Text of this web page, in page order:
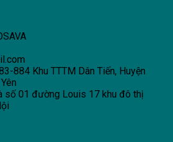
884 Khu TTTM Dân Tiến, Huyện
số 01 đường Louis 17 khu đô thị